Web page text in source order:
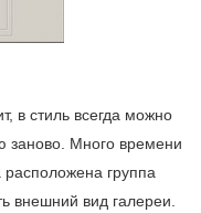
в стиль всегда можно
заново. Много времени
расположена группа
внешний вид галереи.